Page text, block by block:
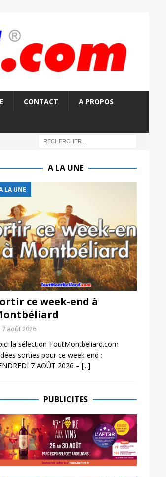
CONTACT A PROPOS
A LA UNE
LA UNE
ce week-end à
7 août 2026
la sélection ToutMontbeliard.com
sorties pour ce week-end :
7 AOÛT 2026 – [...]
PUBLICITES